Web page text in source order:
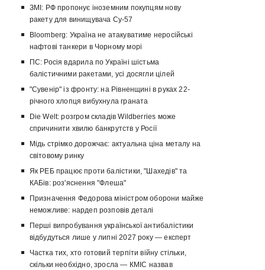
ЗМІ: РФ пропонує іноземним покупцям нову
ракету для винищувача Су-57
Bloomberg: Україна не атакуватиме неросійські
нафтові танкери в Чорному морі
ПС: Росія вдарила по Україні шістьма
балістичними ракетами, усі досягли цілей
"Сувенір" із фронту: на Рівненщині в руках 22-
річного хлопця вибухнула граната
Die Welt: розгром складів Wildberries може
спричинити хвилю банкрутств у Росії
Мідь стрімко дорожчає: актуальна ціна металу на
світовому ринку
Як РЕБ працює проти балістики, "Шахедів" та
КАБів: роз'яснення "Флеша"
Призначення Федорова міністром оборони майже
неможливе: нардеп розповів деталі
Перші випробування української антибалістики
відбудуться лише у липні 2027 року — експерт
Частка тих, хто готовий терпіти війну стільки,
скільки необхідно, зросла — КМІС назвав